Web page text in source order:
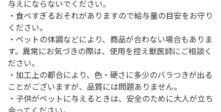
与えにならないでください。
・食べすぎるおそれがありますので給与量の目安をお守り
ください。
・ペットの体調などにより、商品が合わない場合もありま
す。異常にお気づきの際は、使用を控え獣医師にご相談く
ださい。
・加工上の都合により、色・硬さに多少のバラつきが出る
ことがございますが、品質には問題ありません。
・子供がペットに与えるときは、安全のために大人が立ち